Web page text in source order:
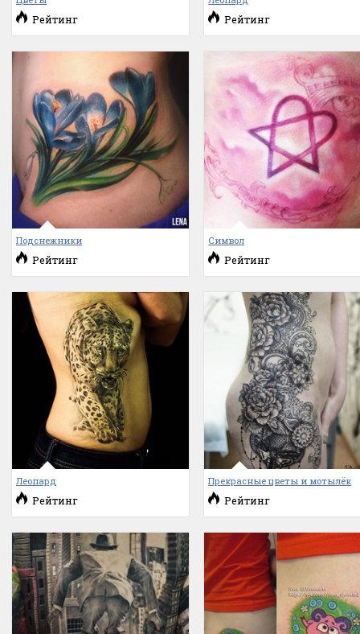
Рейтинг Рейтинг
Подснежники
Рейтинг
Символ
Рейтинг
Леопард
Рейтинг
Прекрасные цветы и мотылёк
Рейтинг